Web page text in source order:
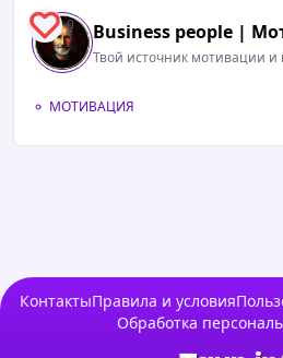
0 Business people |
Твой источник мотивации и
МОТИВАЦИЯ
КонтактыПравила и условия
Обработка